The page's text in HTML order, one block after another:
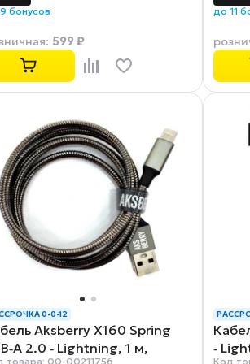
бонусов
: 599 ₽
до 11
0-0-12
Aksberry X160 Spring
2.0 ‑ Lightning, 1 м,
товара: 00-00211756
‑
Код